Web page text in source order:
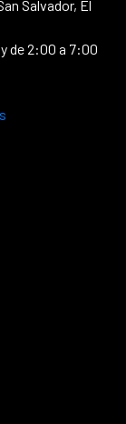
Salvador, El
de 2:00 a 7:00